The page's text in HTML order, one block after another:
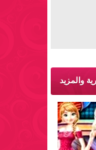
والمزيد